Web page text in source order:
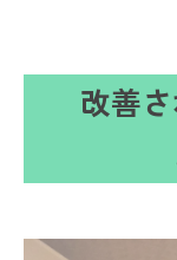
改善